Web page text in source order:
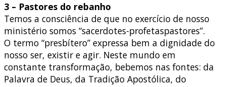
3 – Pastores do rebanho
Temos a consciência de que no exercício de nosso
ministério somos “sacerdotes-profetaspastores”.
O termo “presbítero” expressa bem a dignidade do
nosso ser, existir e agir. Neste mundo em
constante transformação, bebemos nas fontes: da
Palavra de Deus, da Tradição Apostólica, do